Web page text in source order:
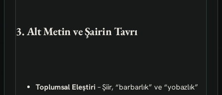
3. Alt Metin ve Şairin Tavrı
Toplumsal Eleştiri – Şiir, “barbarlık” ve “yobazlık”